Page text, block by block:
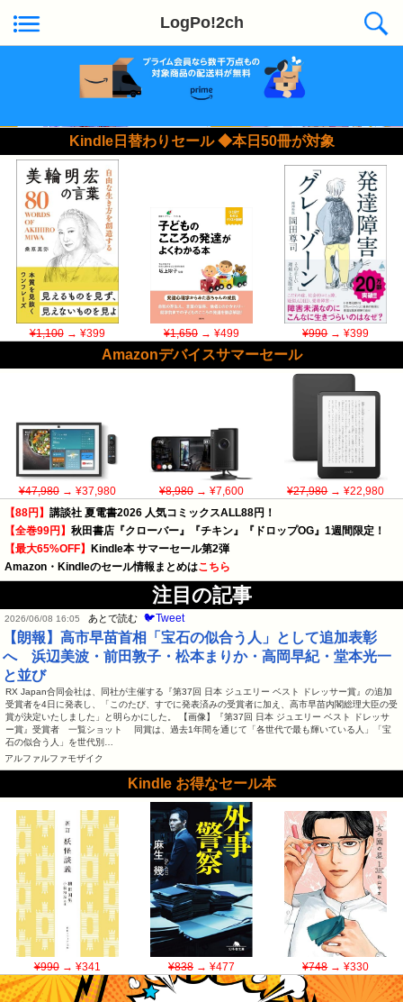
LogPo!2ch
Kindle日替わりセール ◆本日50冊が対象
¥1,100→ ¥399 ¥1,650→ ¥499 ¥990→ ¥399
Amazonデバイスサマーセール
¥47,980→ ¥37,980 ¥8,980→ ¥7,600 ¥27,980→ ¥22,980
【88円】 講談社 夏電書2026 人気コミックスALL88円！
【全巻99円】 秋田書店『クローバー』『チキン』『ドロップOG』1週間限定！
【最大65%OFF】 Kindle本 サマーセール第2弾
Amazon・Kindleのセール情報まとめはこちら
注目の記事
2026/06/08 16:05 あとで読む 🐦Tweet
【朗報】高市早苗首相「宝石の似合う人」として追加表彰
へ 浜辺美波・前田敦子・松本まりか・高岡早紀・堂本光一
と並び
RX Japan合同会社は、同社が主催する『第37回 日本 ジュエリー ベスト ドレッサー賞』の追加
受賞者を4日に発表し、「このたび、すでに発表済みの受賞者に加え、高市早苗内閣総理大臣の受
賞が決定いたしました」と明らかにした。 【画像】『第37回 日本 ジュエリー ベスト ドレッサ
ー賞』受賞者 一覧ショット 同賞は、過去1年間を通じて「各世代で最も輝いている人」「宝
石の似合う人」を世代別…
アルファルファモザイク
Kindle お得なセール本
¥990→ ¥341 ¥838→ ¥477 ¥748→ ¥330